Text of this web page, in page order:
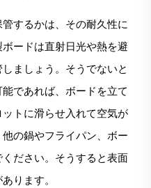
するかは、その耐久性に
ードは直射日光や熱を避
ましょう。そうでないと
であれば、ボードを立て
トに滑らせ入れて空気が
の鍋やフライパン、ボー
ださい。そうすると表面
ります。